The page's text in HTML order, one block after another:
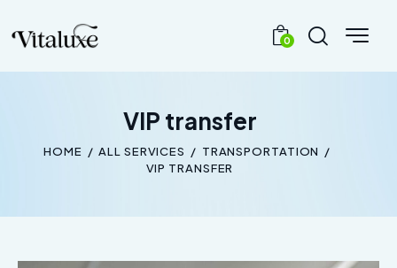
0
VIP transfer
HOME ALL SERVICES
TRANSPORTATION
VIP TRANSFER